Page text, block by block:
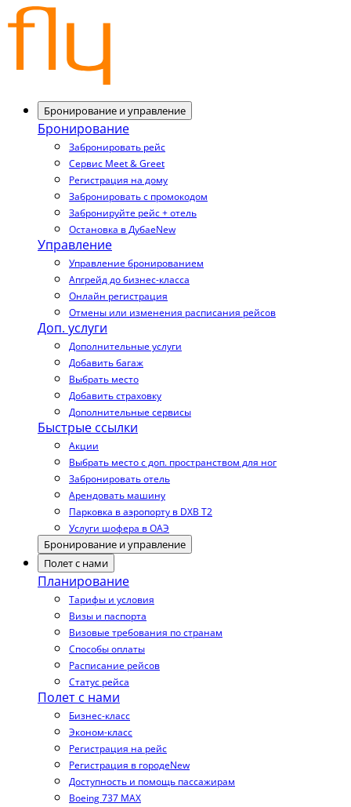
Бронирование и управление
Бронирование
Забронировать рейс
Сервис Meet & Greet
Регистрация на дому
Забронировать с промокодом
Забронируйте рейс + отель
Остановка в ДубаеNew
Управление
Управление бронированием
Апгрейд до бизнес-класса
Онлайн регистрация
Отмены или изменения расписания рейсов
Доп. услуги
Дополнительные услуги
Добавить багаж
Выбрать место
Добавить страховку
Дополнительные сервисы
Быстрые ссылки
Акции
Выбрать место с доп. пространством для ног
Забронировать отель
Арендовать машину
Парковка в аэропорту в DXB T2
Услуги шофера в ОАЭ
Бронирование и управление
Полет с нами
Планирование
Тарифы и условия
Визы и паспорта
Визовые требования по странам
Способы оплаты
Расписание рейсов
Статус рейса
Полет с нами
Бизнес-класс
Эконом-класс
Регистрация на рейс
Регистрация в городеNew
Доступность и помощь пассажирам
Boeing 737 MAX